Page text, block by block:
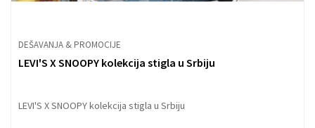
DEŠAVANJA & PROMOCIJE
LEVI'S X SNOOPY kolekcija stigla u Srbiju
LEVI'S X SNOOPY kolekcija stigla u Srbiju